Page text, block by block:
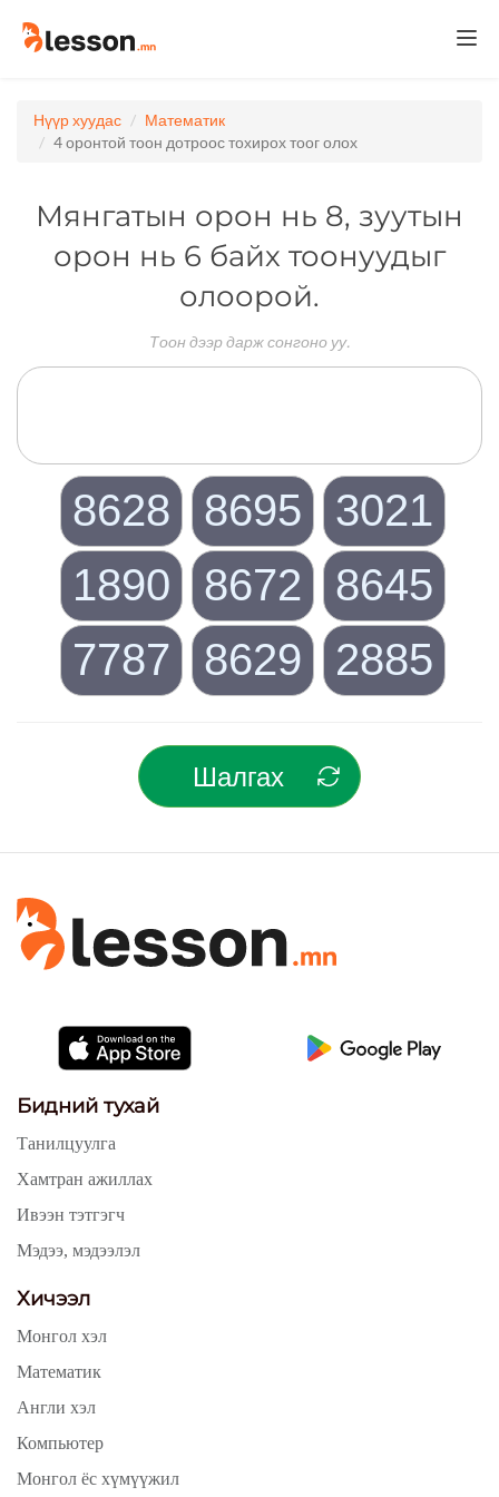
Нүүр хуудас
Математик
4 оронтой тоон дотроос тохирох тоог олох
Мянгатын орон нь 8, зуутын
орон нь 6 байх тоонуудыг
олоорой.
Тоон дээр дарж сонгоно уу.
8628 8695
3021
1890
8672
8645
7787
8629 2885
Шалгах
Бидний тухай
Танилцуулга
Хамтран ажиллах
Ивээн тэтгэгч
Мэдээ, мэдээлэл
Хичээл
Монгол хэл
Математик
Англи хэл
Компьютер
Монгол ёс хүмүүжил